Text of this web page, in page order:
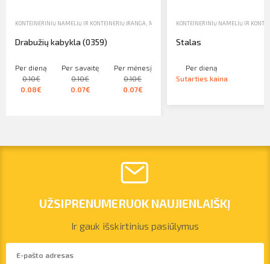
vilnius@arsenalrent.com
KONTEINERINIŲ NAMELIŲ IR KONTEINERIŲ ĮRANGA MODULINIAI, SANDĖLIŲ KONTEINERIAI,
Drabužių kabykla (0359)
Per dieną
0.10€
0.08€
Per savaitę
0.10€
0.07€
Per mėnesį
0.10€
0.07€
KONTEINERINIŲ NAMELIŲ IR
Stalas
Per dieną
Sutarties kaina
UŽSIPRENUMERUOK NAUJIENLAIŠKĮ
Ir gauk išskirtinius pasiūlymus